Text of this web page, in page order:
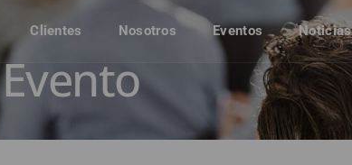
Clientes Nosotros Eventos
Evento